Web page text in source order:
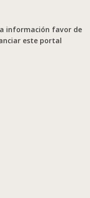
información favor de
este portal